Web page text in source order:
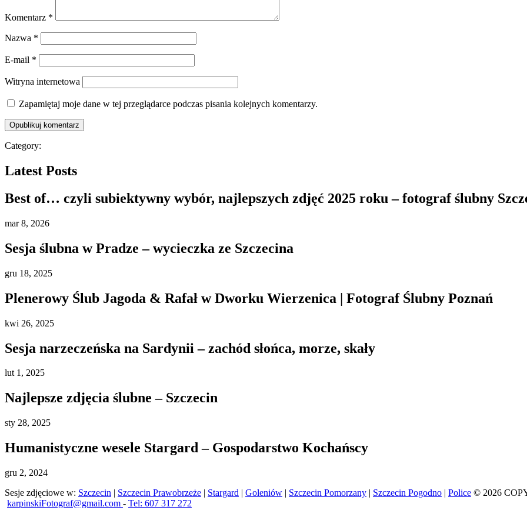
Komentarz *
Nazwa *
E-mail *
Witryna internetowa
Zapamiętaj moje dane w tej przeglądarce podczas pisania kolejnych komentarzy.
Category:
Latest Posts
Best of… czyli subiektywny wybór, najlepszych zdjęć 2025 roku – fotograf ślubny
mar8, 2026
Sesja ślubna w Pradze – wycieczka ze Szczecina
gru 18, 2025
Plenerowy Ślub Jagoda & Rafał w Dworku Wierzenica | Fotograf Ślubny Poznań
kwi 26, 2025
Sesja narzeczeńska na Sardynii – zachód słońca, morze, skały
lut1, 2025
Najlepsze zdjęcia ślubne – Szczecin
sty 28, 2025
Humanistyczne wesele Stargard – Gospodarstwo Kochańscy
gru 2, 2024
Sesje zdjęciowe w: Szczecin | Szczecin Prawobrzeże | Stargard | Goleniów | Szczecin Pomorzany | Szczecin Pogodno | Police © 2026
karpinskiFotograf@gmail.com - Tel: 607 317 272